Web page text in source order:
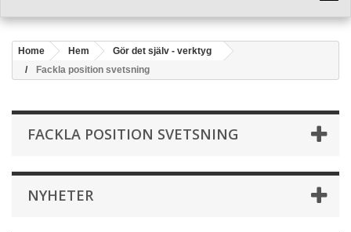
Home Hem
Gör det själv - verktyg
Fackla position svetsning
FACKLA POSITION SVETSNING
NYHETER